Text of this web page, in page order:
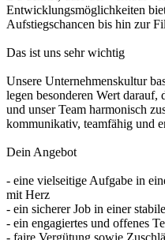
Entwicklungsmöglichkeiten
Aufstiegschancen bis hin zur
Das ist uns sehr wichtig
Unsere Unternehmenskultur
legen besonderen Wert
und unser Team harmonisch
kommunikativ, teamfähig und
Dein Angebot
- eine vielseitige Aufgabe in
mit Herz
- ein sicherer Job in einer
- ein engagiertes und offenes
- faire Vergütung sowie